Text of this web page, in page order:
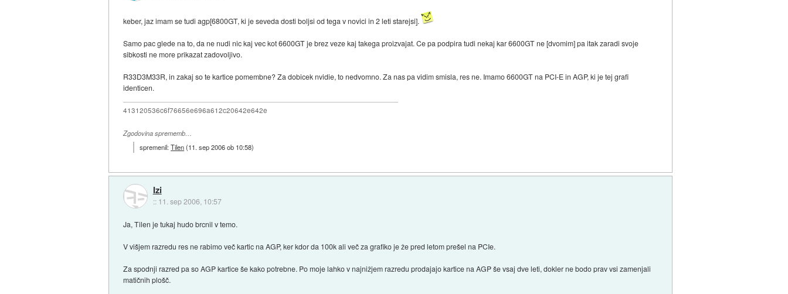
keber, jaz imam se tudi agp[6800GT, ki je seveda dosti boljsi od tega v novici in 2 leti starejsi].
Samo pac glede na to, da ne nudi nic kaj vec kot 6600GT je brez veze kaj takega proizvajat. Ce pa podpira tudi nekaj kar 6600GT ne [dvomim] pa itak zaradi svoje
sibkosti ne more prikazat zadovoljivo.
R33D3M33R, in zakaj so te kartice pomembne? Za dobicek nvidie, to nedvomno. Za nas pa vidim smisla, res ne. Imamo 6600GT na PCI-E in AGP, ki je tej grafi
identicen.
413120536c6f76656e696a612c20642e642e
Zgodovina sprememb…
spremenil:Tilen(11. sep 2006 ob 10:58)
Izi
:: 11. sep 2006, 10:57
Ja, Tilen je tukaj hudo brcnil v temo.
V višjem razredu res ne rabimo več kartic na AGP, ker kdor da 100k ali več za grafiko je že pred letom prešel na PCIe.
Za spodnji razred pa so AGP kartice še kako potrebne. Po moje lahko v najnižjem razredu prodajajo kartice na AGP še vsaj dve leti, dokler ne bodo prav vsi zamenjali
matičnih plošč.